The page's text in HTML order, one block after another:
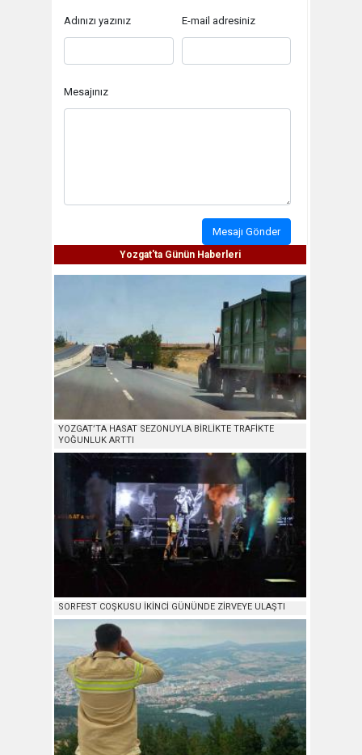
Adınızı yazınız E-mail adresiniz
Mesajınız
Mesajı Gönder
Yozgat'ta Günün Haberleri
YOZGAT’TA HASAT SEZONUYLA BİRLİKTE TRAFİKTE
YOĞUNLUK ARTTI
SORFEST COŞKUSU İKİNCİ GÜNÜNDE ZİRVEYE ULAŞTI